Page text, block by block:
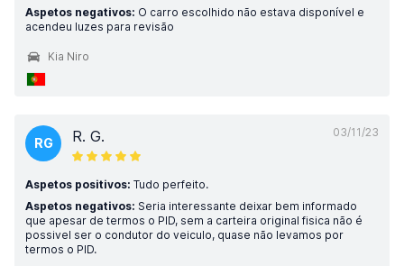
Aspetos negativos: O carro escolhido não estava disponível e
acendeu luzes para revisão
Kia Niro
03/11/23
RG R. G.
Aspetos positivos: Tudo perfeito.
Aspetos negativos: Seria interessante deixar bem informado
que apesar de termos o PID, sem a carteira original fisica não é
possivel ser o condutor do veiculo, quase não levamos por
termos o PID.